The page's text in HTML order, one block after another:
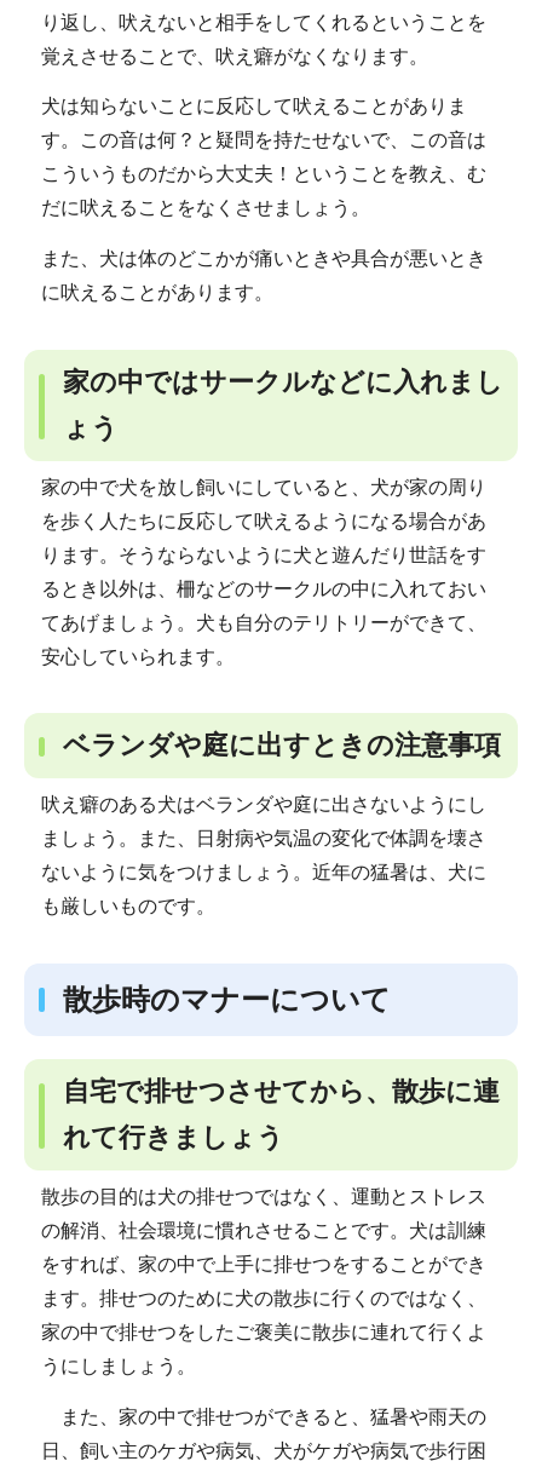
り返し、吠えないと相手をしてくれるということを
覚えさせることで、吠え癖がなくなります。
犬は知らないことに反応して吠えることがありま
す。この音は何？と疑問を持たせないで、この音は
こういうものだから大丈夫！ということを教え、む
だに吠えることをなくさせましょう。
また、犬は体のどこかが痛いときや具合が悪いとき
に吠えることがあります。
家の中ではサークルなどに入れまし
ょう
家の中で犬を放し飼いにしていると、犬が家の周り
を歩く人たちに反応して吠えるようになる場合があ
ります。そうならないように犬と遊んだり世話をす
るとき以外は、柵などのサークルの中に入れておい
てあげましょう。犬も自分のテリトリーができて、
安心していられます。
ベランダや庭に出すときの注意事項
吠え癖のある犬はベランダや庭に出さないようにし
ましょう。また、日射病や気温の変化で体調を壊さ
ないように気をつけましょう。近年の猛暑は、犬に
も厳しいものです。
散歩時のマナーについて
自宅で排せつさせてから、散歩に連
れて行きましょう
散歩の目的は犬の排せつではなく、運動とストレス
の解消、社会環境に慣れさせることです。犬は訓練
をすれば、家の中で上手に排せつをすることができ
ます。排せつのために犬の散歩に行くのではなく、
家の中で排せつをしたご褒美に散歩に連れて行くよ
うにしましょう。
また、家の中で排せつができると、猛暑や雨天の
日、飼い主のケガや病気、犬がケガや病気で歩行困